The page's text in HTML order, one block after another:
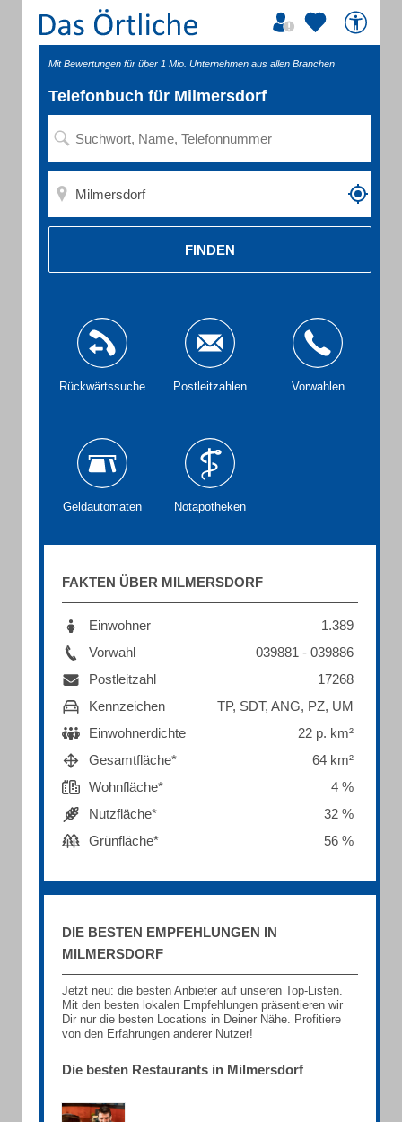
Mit Bewertungen für über 1 Mio. Unternehmen aus allen Branchen
Telefonbuch für Milmersdorf
FINDEN
Rückwärtssuche Postleitzahlen Vorwahlen
Geldautomaten Notapotheken
FAKTEN ÜBER MILMERSDORF
Einwohner
1.389
Vorwahl
039881 - 039886
Postleitzahl
17268
Kennzeichen
TP, SDT, ANG, PZ, UM
Einwohnerdichte
22 p. km²
Gesamtfläche*
64 km²
Wohnfläche*
4 %
Nutzfläche*
32 %
Grünfläche*
56 %
DIE BESTEN EMPFEHLUNGEN IN
MILMERSDORF
Jetzt neu: die besten Anbieter auf unseren Top-Listen.
Mit den besten lokalen Empfehlungen präsentieren wir
Dir nur die besten Locations in Deiner Nähe. Profitiere
von den Erfahrungen anderer Nutzer!
Die besten Restaurants in Milmersdorf